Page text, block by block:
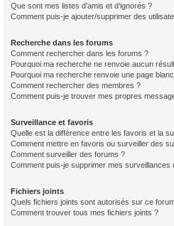
Que sont mes listes d’amis et d’ignorés ?
Comment puis-je ajouter/supprimer des
Recherche dans les forums
Comment rechercher dans les forums ?
Pourquoi ma recherche ne renvoie aucun
Pourquoi ma recherche renvoie une page
Comment rechercher des membres ?
Comment puis-je trouver mes propres
Surveillance et favoris
Quelle est la différence entre les favoris et la
Comment mettre en favoris ou surveiller des
Comment surveiller des forums ?
Comment puis-je supprimer mes surveillances
Fichiers joints
Quels fichiers joints sont autorisés sur ce
Comment trouver tous mes fichiers joints ?